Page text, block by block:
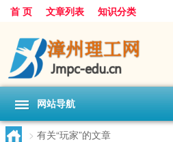
首 页 文章列表 知识分类
网站导航
> 有关“玩家”的文章